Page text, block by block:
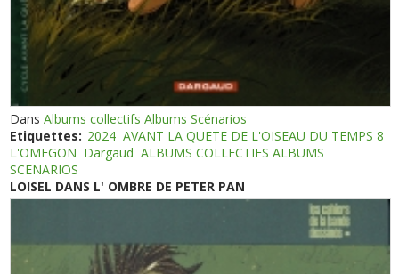
DansAlbums collectifs Albums Scénarios
Etiquettes: 2024 AVANT LA QUETE DE L'OISEAU DU TEMPS 8
L'OMEGON Dargaud ALBUMS COLLECTIFS ALBUMS
SCENARIOS
LOISEL DANS L' OMBRE DE PETER PAN